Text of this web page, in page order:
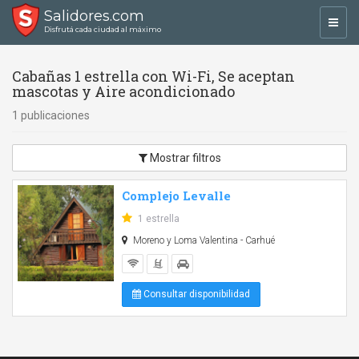
Salidores.com
Disfrutá cada ciudad al máximo
Cabañas 1 estrella con Wi-Fi, Se aceptan
mascotas y Aire acondicionado
1 publicaciones
Mostrar filtros
Complejo Levalle
1 estrella
Moreno y Loma Valentina - Carhué
Consultar disponibilidad